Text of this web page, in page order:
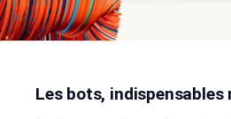
Les bots,